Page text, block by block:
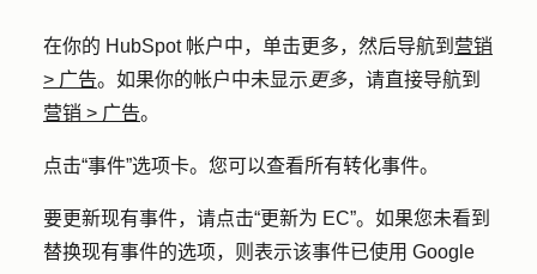
在你的 HubSpot 帐户中，单击更多，然后导航到 营销
> 广告。如果你的帐户中未显示 更多，请直接导航到
营销 > 广告。
点击“事件”选项卡。您可以查看所有转化事件。
要更新现有事件，请点击“更新为 EC”。如果您未看到
替换现有事件的选项，则表示该事件已使用 Google